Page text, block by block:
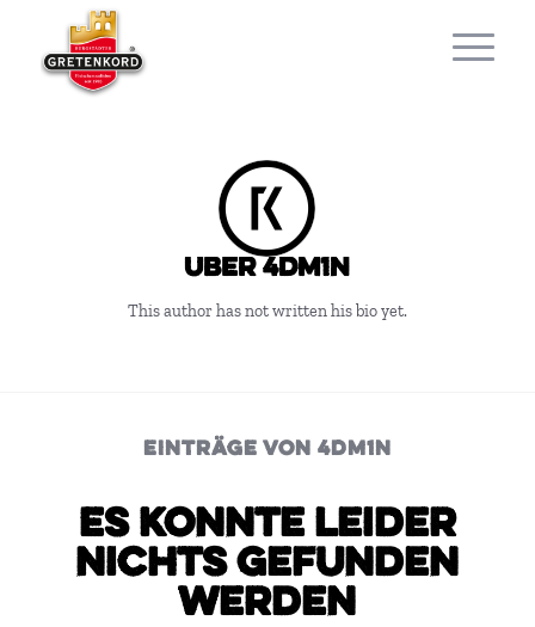
Über4Dm1n
This author has not written his bio yet.
EINTRÄGE VON 4DM1N
Es konnte leider
nichts gefunden
werden